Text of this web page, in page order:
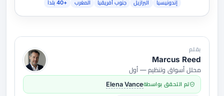
إندونيسيا
البرازيل جنوب أفريقيا المغرب +40 بلداً
بقلم
Marcus Reed
محلل أسواق وتنظيم — أول
تم التحقق بواسطةElena Vance